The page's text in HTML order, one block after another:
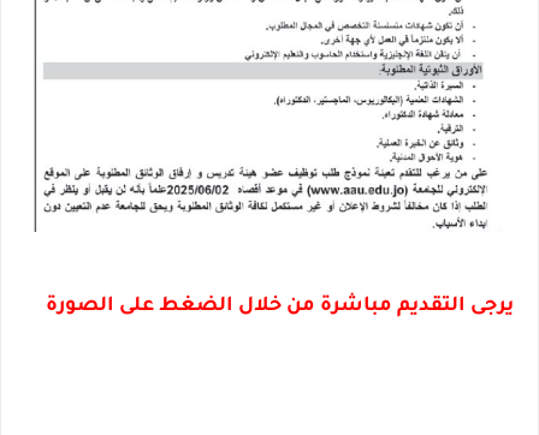
يرجى التقديم مباشرة من خلال الضغط على الصورة